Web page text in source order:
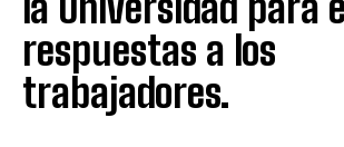
respuestas a los
trabajadores.